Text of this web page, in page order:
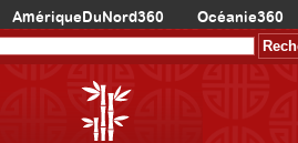
AmériqueDuNord360 Océanie360